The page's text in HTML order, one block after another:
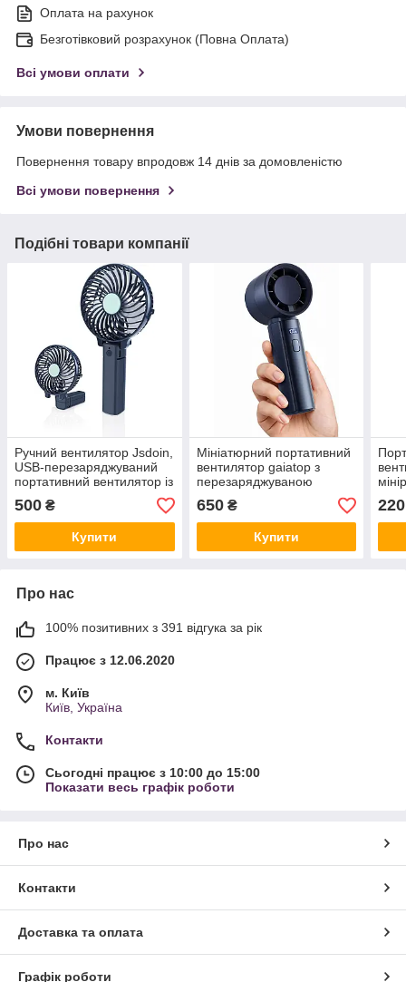
Оплата на рахунок
Безготівковий розрахунок (Повна Оплата)
Всі умови оплати
Умови повернення
Повернення товару впродовж 14 днів за домовленістю
Всі умови повернення
Подібні товари компанії
Ручний вентилятор Jsdoin,
USB-перезаряджуваний
портативний вентилятор із
3 швидкостями, Amazon,
Німеччина
500 ₴
Купити
Мініатюрний портативний
вентилятор gaiatop з
перезаряджуваною
батареєю, Amazon,
Німеччина
650₴
Купити
для
220
Про нас
100% позитивних з 391 відгука за рік
Працює з 12.06.2020
м. Київ
Київ, Україна
Контакти
Сьогодні працює з 10:00 до 15:00
Показати весь графік роботи
Про нас
Контакти
Доставка та оплата
Графік роботи